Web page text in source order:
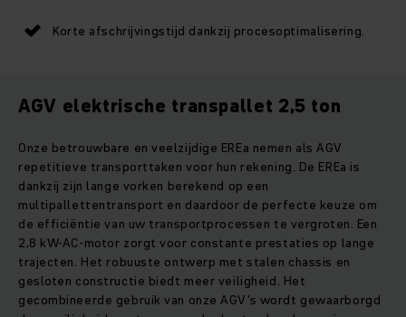
Korte afschrijvingstijd dankzij procesoptimalisering.
AGV elektrische transpallet 2,5 ton
Onze betrouwbare en veelzijdige EREa nemen als AGV
repetitieve transporttaken voor hun rekening. De EREa is
dankzij zijn lange vorken berekend op een
multipallettentransport en daardoor de perfecte keuze om
de efficiëntie van uw transportprocessen te vergroten. Een
2,8 kW-AC-motor zorgt voor constante prestaties op lange
trajecten. Het robuuste ontwerp met stalen chassis en
gesloten constructie biedt meer veiligheid. Het
gecombineerde gebruik van onze AGV's wordt gewaarborgd